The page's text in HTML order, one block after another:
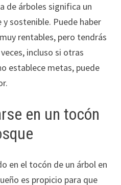
de árboles significa un
sostenible. Puede haber
rentables, pero tendrás
incluso si otras
establece metas, puede
en un tocón
en el tocón de un árbol en
es propicio para que